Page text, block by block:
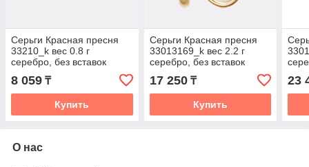
Серьги Красная пресня
33210_k вес 0.8 г
серебро, без вставок
8 059 ₸
Купить
Серьги Красная пресня
33013169_k вес 2.2 г
серебро, без вставок
17 250₸
Купить
23
О нас